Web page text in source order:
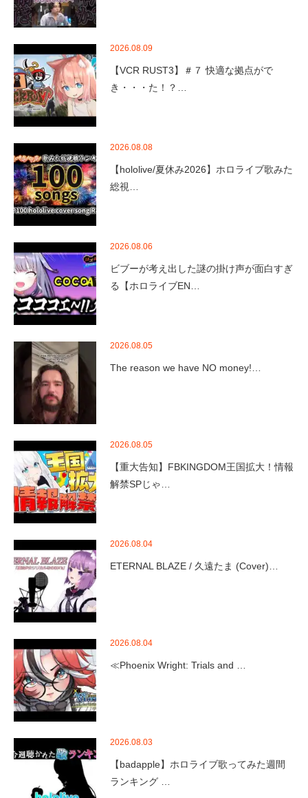
2026.08.09
【VCR RUST3】＃７ 快適な拠点がで
き・・・た！？…
2026.08.08
【hololive/夏休み2026】ホロライブ歌みた
総視…
2026.08.06
ビブーが考え出した謎の掛け声が面白すぎ
る【ホロライブEN…
2026.08.05
The reason we have NO money!…
2026.08.05
【重大告知】FBKINGDOM王国拡大！情報
解禁SPじゃ…
2026.08.04
ETERNAL BLAZE / 久遠たま (Cover)…
2026.08.04
≪Phoenix Wright: Trials and …
2026.08.03
【badapple】ホロライブ歌ってみた週間
ランキング …